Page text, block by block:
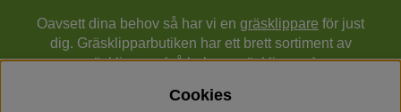
Oavsett dina behov så har vi en gräsklippare för just
dig. Gräsklipparbutiken har ett brett sortiment av
gräsklippare (gå bakom gräsklippare),
cylindergräsklippare, traktorer mm från Husqvarna,
Cookies